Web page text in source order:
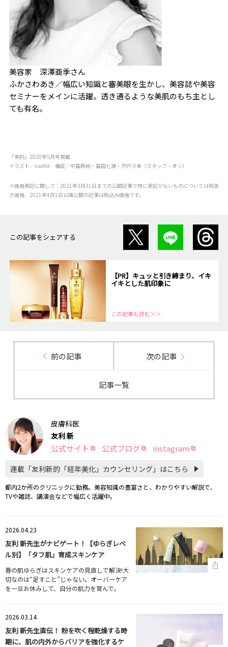
美容家 深澤亜季さん
ふかさわあき／幅広い知識と審美眼を生かし、美容誌や美容
セミナーをメインに活躍。透き通るような美肌のもち主とし
ても有名。
『美的』2020年5月号掲載
イラスト／naotte 構成／中島麻純・島田七瀬・宍戸沙希（スタッフ・オン）
※価格表記に関して：2021年3月31日までの公開記事で特に表記がないものについては税抜
き価格、2021年4月1日以降公開の記事は税込み価格です。
この記事をシェアする
【PR】キュッと引き締まり、イキ
イキとした肌印象に
この記事も読む＞＞
前の記事 次の記事
記事一覧
皮膚科医
友利 新
公式サイト 公式ブログ instagram
連載「友利新的「経年美化」カウンセリング」はこちら
都内2か所のクリニックに勤務。美容知識の豊富さと、わかりやすい解説で、
TVや雑誌、講演会などで幅広く活躍中。
2026.04.23
友利 新先生がナビゲート！【ゆらぎレベ
ル別】「タフ肌」育成スキンケア
春の肌ゆらぎはスキンケアの見直しで解決!大
切なのは“足すこと”じゃない。オーバーケア
を一旦お休みして、自分の肌力を育んで。
2026.03.14
友利 新先生直伝！ 粉を吹く程乾燥する時
期に、肌の内外からバリアを強化するケ